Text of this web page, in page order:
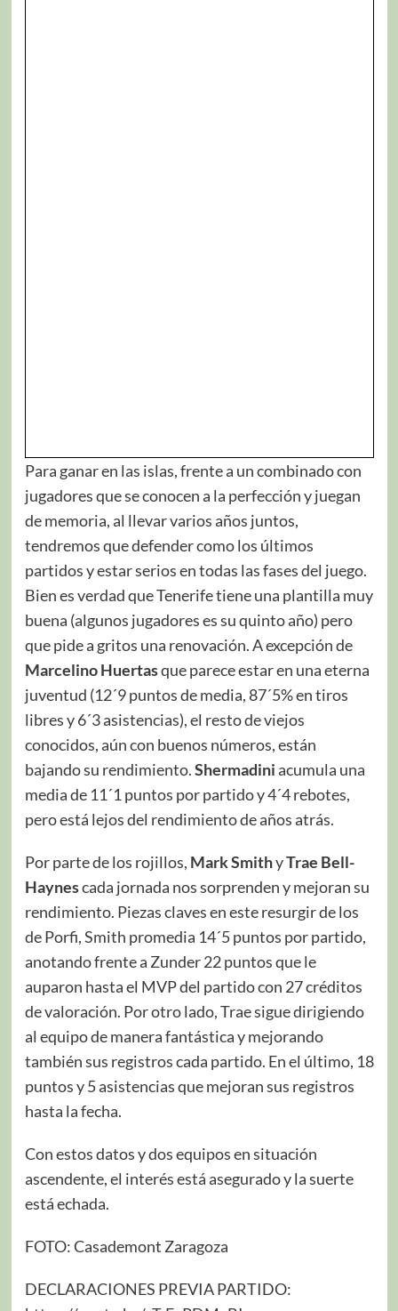
Para ganar en las islas, frente a un combinado con
jugadores que se conocen a la perfección y juegan
de memoria, al llevar varios años juntos,
tendremos que defender como los últimos
partidos y estar serios en todas las fases del juego.
Bien es verdad que Tenerife tiene una plantilla muy
buena (algunos jugadores es su quinto año) pero
que pide a gritos una renovación. A excepción de
Marcelino Huertasque parece estar en una eterna
juventud (12´9 puntos de media, 87´5% en tiros
libres y 6´3 asistencias), el resto de viejos
conocidos, aún con buenos números, están
bajando su rendimiento.Shermadiniacumula una
media de 11´1 puntos por partido y 4´4 rebotes,
pero está lejos del rendimiento de años atrás.
Por parte de los rojillos, Mark SmithyTrae Bell-
Haynescada jornada nos sorprenden y mejoran su
rendimiento. Piezas claves en este resurgir de los
de Porfi, Smith promedia 14´5 puntos por partido,
anotando frente a Zunder 22 puntos que le
auparon hasta el MVP del partido con 27 créditos
de valoración. Por otro lado, Trae sigue dirigiendo
al equipo de manera fantástica y mejorando
también sus registros cada partido. En el último, 18
puntos y 5 asistencias que mejoran sus registros
hasta la fecha.
Con estos datos y dos equipos en situación
ascendente, el interés está asegurado y la suerte
está echada.
FOTO: Casademont Zaragoza
DECLARACIONES PREVIA PARTIDO: